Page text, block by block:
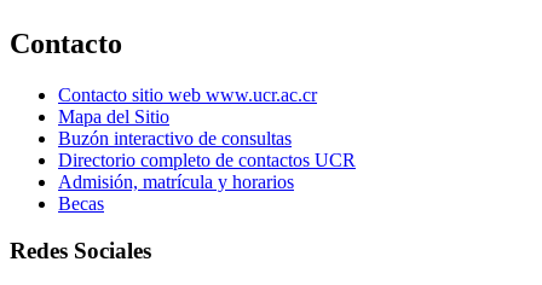
Contacto
Contacto sitio web www.ucr.ac.cr
Mapa del Sitio
Buzón interactivo de consultas
Directorio completo de contactos UCR
Admisión, matrícula y horarios
Becas
Redes Sociales